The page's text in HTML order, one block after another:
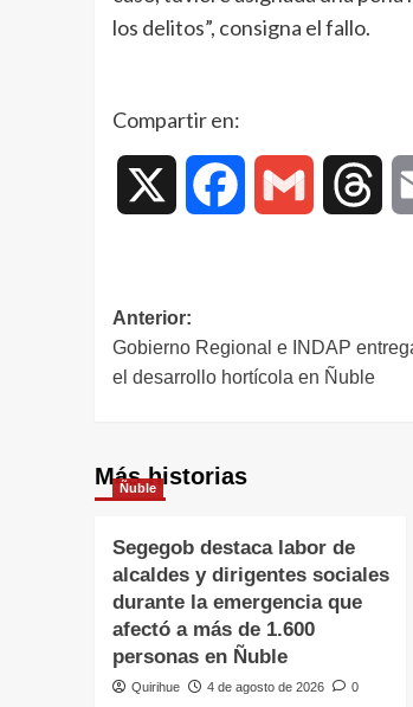
los delitos”, consigna el fallo.
Compartir en:
Facebook Gmail
Anterior:
Gobierno Regional e INDAP
el desarrollo hortícola en Ñuble
Más historias
Ñuble
Segegob destaca labor de
alcaldes y dirigentes sociales
durante la emergencia que
afectó a más de 1.600
personas en Ñuble
Quirihue 4 de agosto de 2026 0